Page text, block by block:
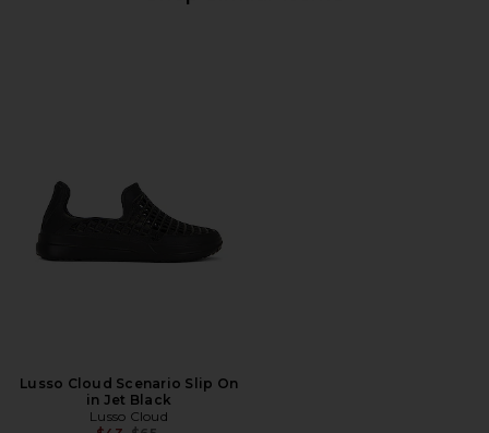
Lusso Cloud Scenario Slip On
in Jet Black
Lusso Cloud